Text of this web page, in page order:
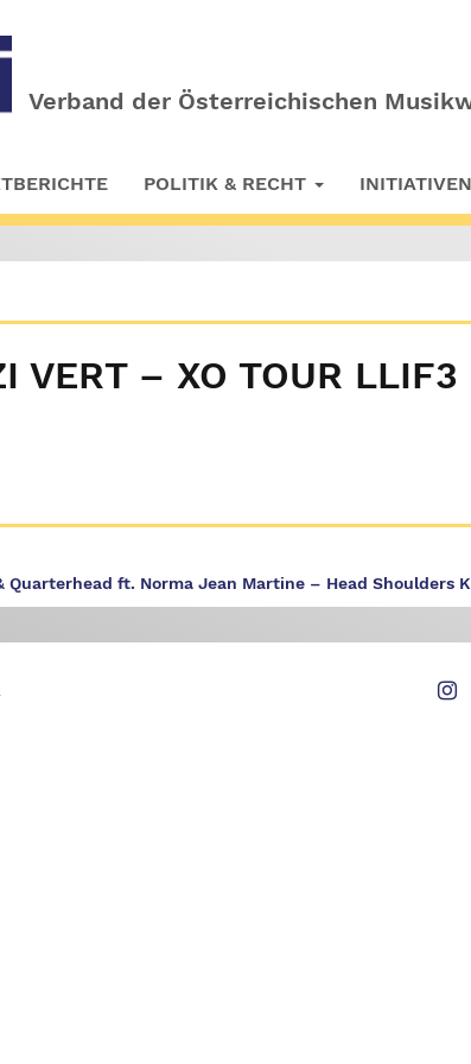
Verband der Österreichischen
POLITIK & RECHT INITIATIVEN
VERT – XO TOUR
Quarterhead ft. Norma Jean Martine – Head Shoulders